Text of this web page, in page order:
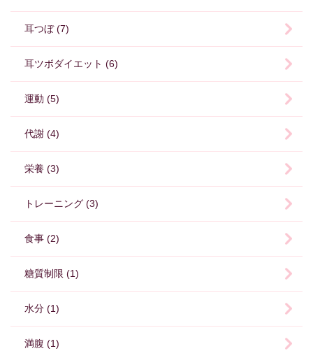
耳つぼ (7)
耳ツボダイエット (6)
運動 (5)
代謝 (4)
栄養 (3)
トレーニング (3)
食事 (2)
糖質制限 (1)
水分 (1)
満腹 (1)